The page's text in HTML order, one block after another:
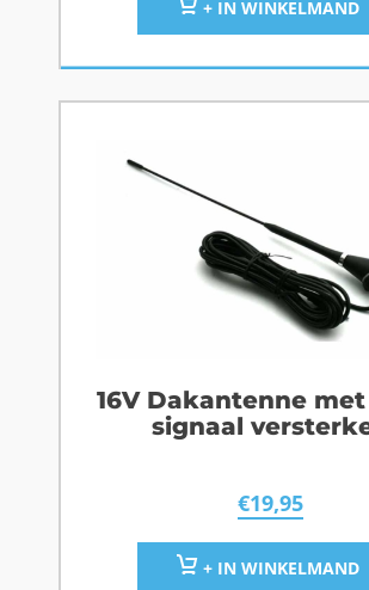
+ IN WINKELMAND
16V Dakantenne
signaal
€19,95
+ IN WINKELMAND